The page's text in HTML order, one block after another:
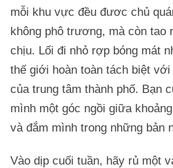
mỗi khu vực đều đươc chủ
không phô trương, mà còn tao
chịu. Lối đi nhỏ rợp bóng mát
thế giới hoàn toàn tách biệt
của trung tâm thành phố. Bạn
mình một góc ngồi giữa
và đắm mình trong những bản
Vào dịp cuối tuần, hãy rủ một